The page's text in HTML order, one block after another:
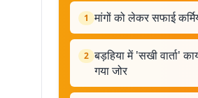
1 मांगों को लेकर सफाई
2 बड़हिया में 'सखी वार्ता'
गया जोर